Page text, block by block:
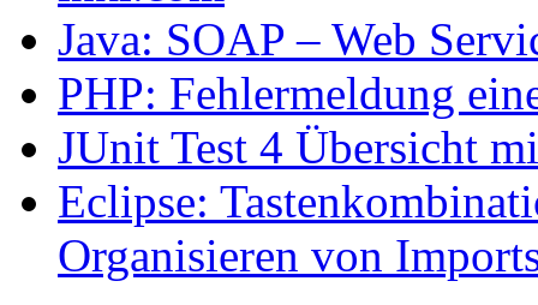
Java: SOAP – Web
PHP: Fehlermeldung
JUnit Test 4 Übersicht
Eclipse:
Organisieren von